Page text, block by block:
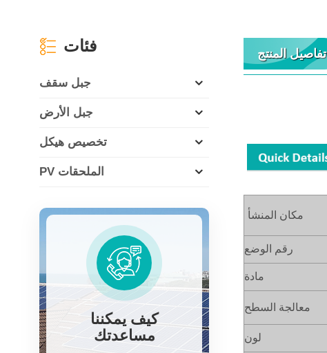
تفاصيل المنتج
مكان المنشأ
رقم الوضع
مادة
معالجة السطح
لون
فئات
جبل سقف
جبل الأرض
تخصيص هيكل
PV الملحقات
كيف يمكننا
مساعدتك